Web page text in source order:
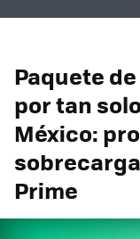
Paquete
por tan
México:
Prime